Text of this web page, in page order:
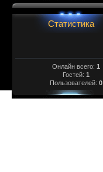
Статистика
Онлайн всего: 1
Гостей: 1
Пользователей: 0